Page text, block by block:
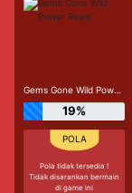
Gems Gone Wild Power Reels
19%
Pola tidak tersedia !
Tidak disarankan bermain
di game ini